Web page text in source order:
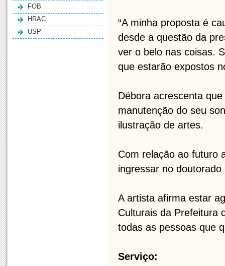
FOB
HRAC
USP
“A minha proposta é
desde a questão da
ver o belo nas coisas.
que estarão expostos
Débora acrescenta
manutenção do seu
ilustração de artes.
Com relação ao futuro
ingressar no
A artista afirma estar
Culturais da Prefeitura
todas as pessoas que
Serviço: